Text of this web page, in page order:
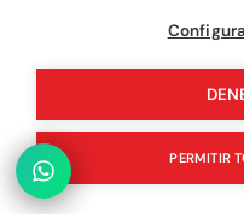
PERMITIR
Vuelvo en un
nuestro horario